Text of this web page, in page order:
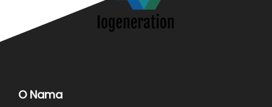
O Nama